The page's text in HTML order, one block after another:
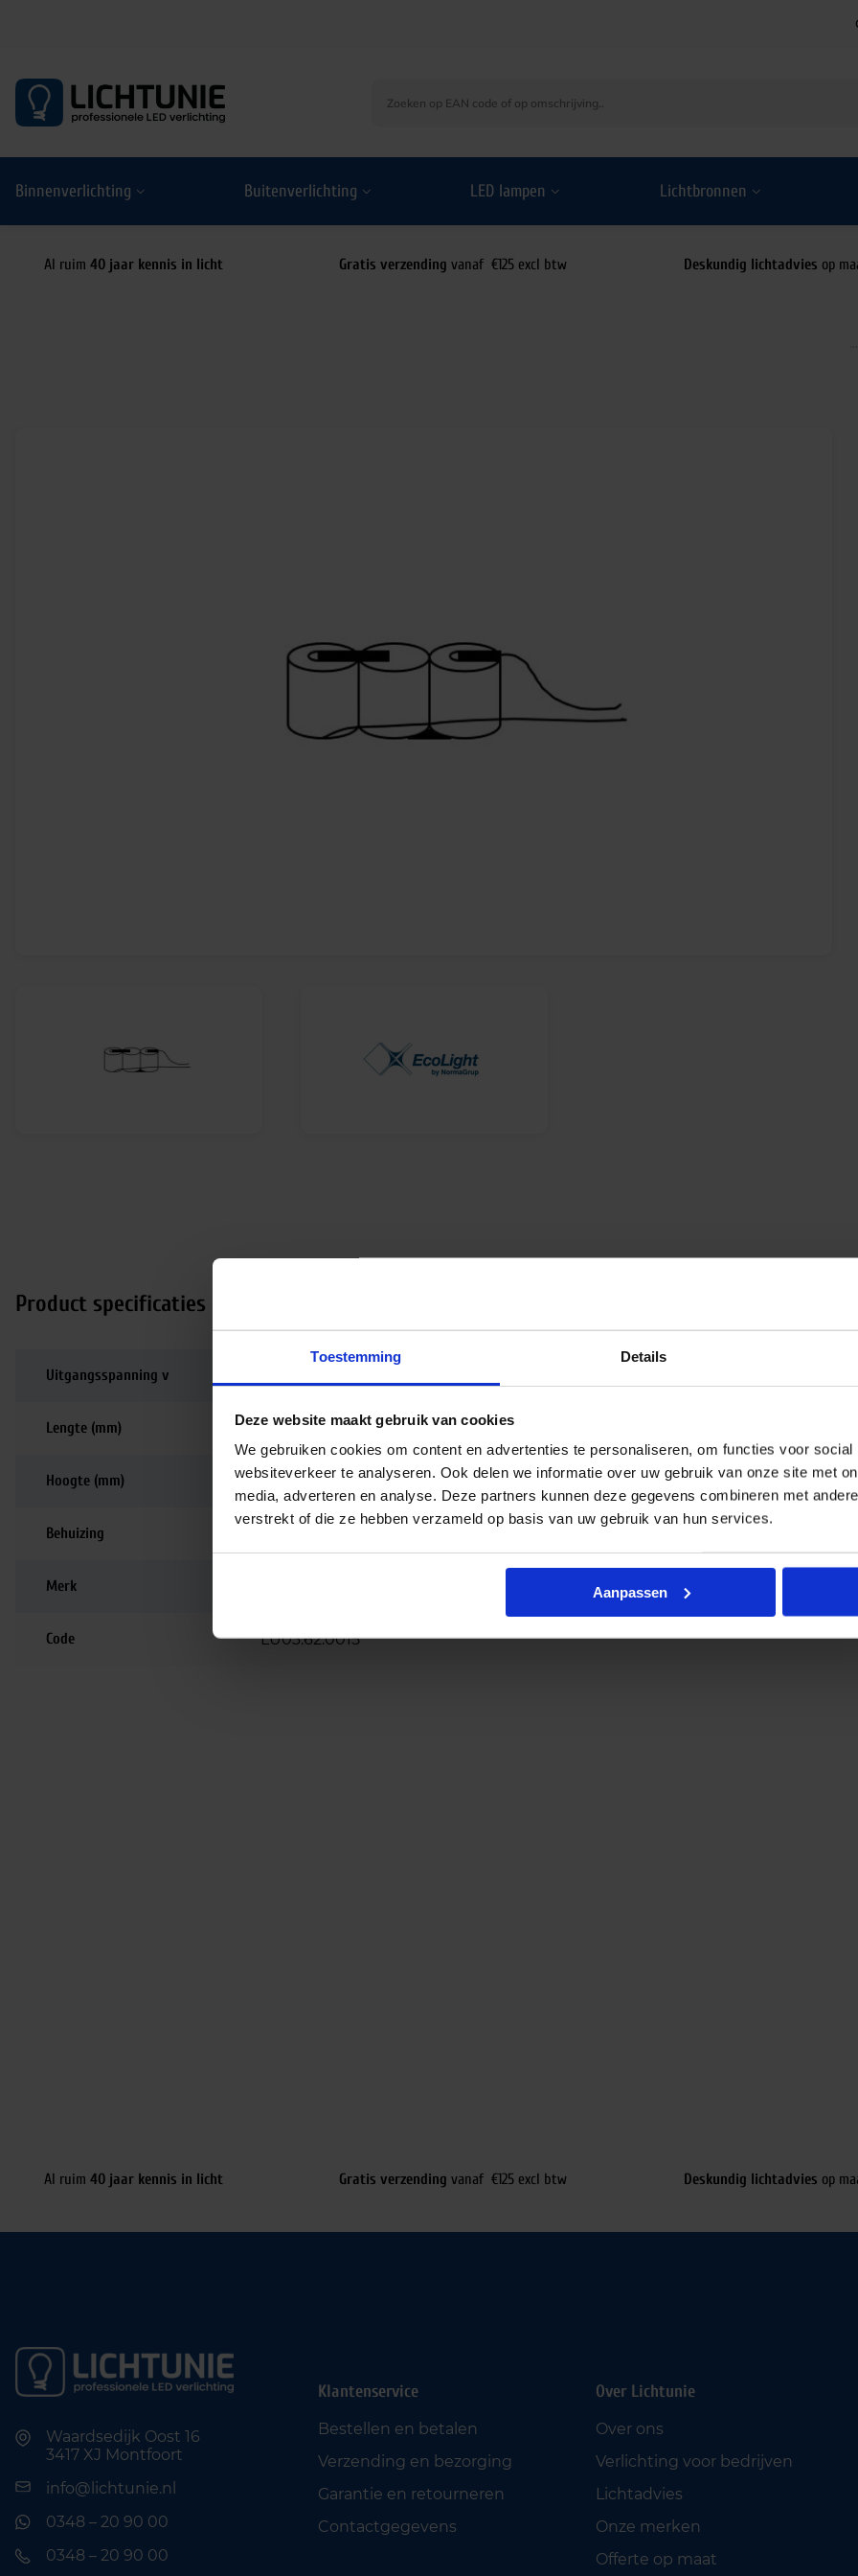
Toestemming Details
Deze website maakt gebruik van cookies
We gebruiken cookies om content en advertenties te personaliseren, om functies voor social
websiteverkeer te analyseren. Ook delen we informatie over uw gebruik van onze site met
media, adverteren en analyse. Deze partners kunnen deze gegevens combineren met
verstrekt of die ze hebben verzameld op basis van uw gebruik van hun services.
Aanpassen
Binnenverlichting Buitenverlichting LED lampen Lichtbronnen
Al ruim 40 jaar kennis in licht Gratis verzending vanaf €125 excl btw Deskundig lichtadvies op
Product specificaties
Uitgangsspanning v
Lengte (mm) 67
Hoogte (mm) 42
Behuizing
Merk
Code LU03.62.0015
Al ruim 40 jaar kennis in licht Gratis verzending vanaf €125 excl btw Deskundig lichtadvies op
Waardsedijk Oost 16
3417 XJ Montfoort
info@lichtunie.nl
0348 – 20 90 00
0348 – 20 90 00
Klantenservice
Bestellen en betalen
Verzending en bezorging
Garantie en retourneren
Contactgegevens
Over Lichtunie
Over ons
Verlichting voor bedrijven
Lichtadvies
Onze merken
Offerte op maat